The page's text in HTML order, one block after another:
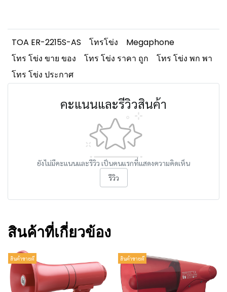
TOA ER-2215S-AS โทรโข่ง
Megaphone
โทร โข่ง ขาย ของ
โทร โข่ง ราคา ถูก
โทร โข่ง พก พา
โทร โข่ง ประกาศ
คะแนนและรีวิวสินค้า
ยังไม่มีคะแนนและรีวิว เป็นคนแรกที่แสดงความคิดเห็น
รีวิว
สินค้าที่เกี่ยวข้อง
สินค้าขายดี สินค้าขายดี